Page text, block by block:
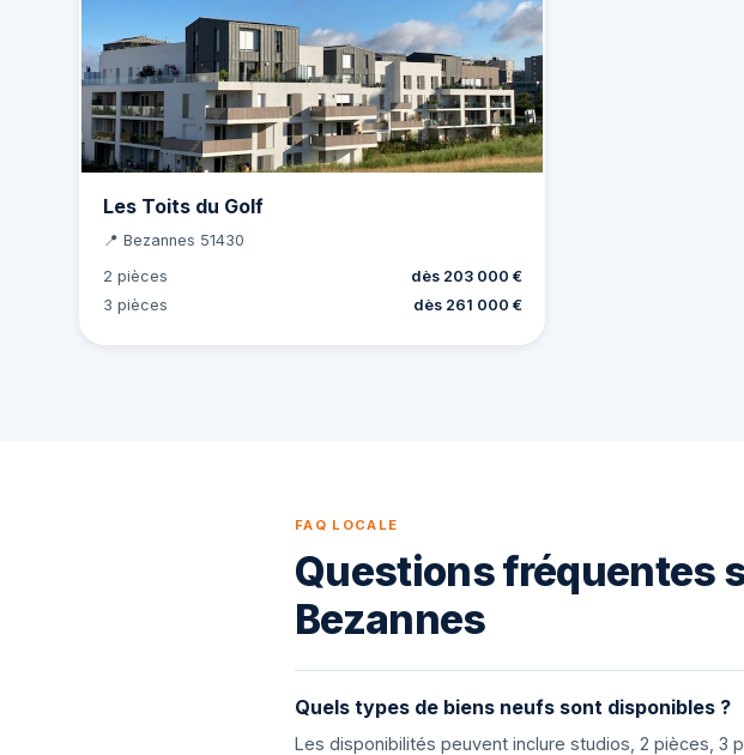
Les Toits du Golf
📍 Bezannes 51430
2 pièces
dès 203 000 €
3 pièces
dès 261 000 €
FAQ LOCALE
Questions fréquentes
Bezannes
Quels types de biens neufs sont disponibles ?
Les disponibilités peuvent inclure studios, 2 pièces, 3